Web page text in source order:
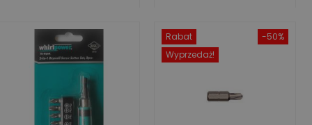
-50%
Rabat
Wyprzedaż!